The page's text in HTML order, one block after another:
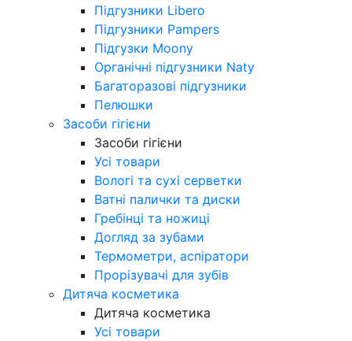
Підгузники Libero
Підгузники Pampers
Підгузки Moony
Органічні підгузники Naty
Багаторазові підгузники
Пелюшки
Засоби гігієни
Засоби гігієни
Усі товари
Вологі та сухі серветки
Ватні палички та диски
Гребінці та ножиці
Догляд за зубами
Термометри, аспіратори
Прорізувачі для зубів
Дитяча косметика
Дитяча косметика
Усі товари